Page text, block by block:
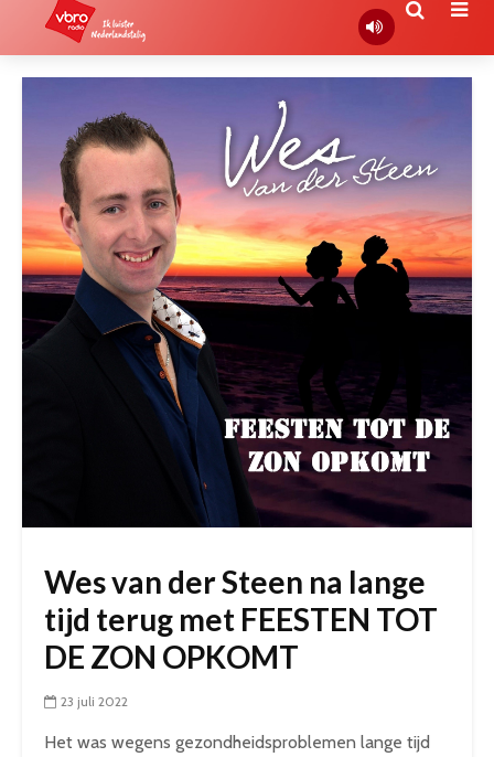
Wes van der Steen na lange
tijd terug met FEESTEN TOT
DE ZON OPKOMT
23 juli 2022
Het was wegens gezondheidsproblemen lange tijd